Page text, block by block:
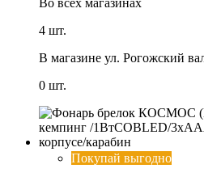
4 шт.
В магазине ул. Рогожский
0 шт.
Покупай выгодно